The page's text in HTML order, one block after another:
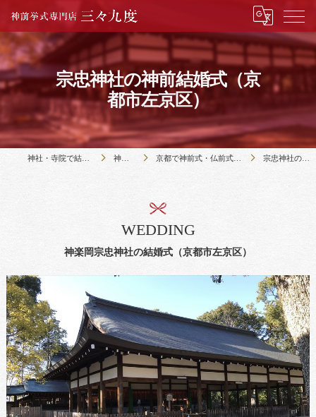
宗忠神社の神前結婚式（京
都市左京区）
神社・寺院で結婚式のことなら神前挙式専門店三々九度 神社・寺院の紹介 京都で神前式・仏前式のできる３９社と９寺の紹介｜三々九度・京都本店 宗忠神社の神前結婚式（京都市左京区）
神楽岡宗忠神社の結婚式（京都市左京区）
WEDDING